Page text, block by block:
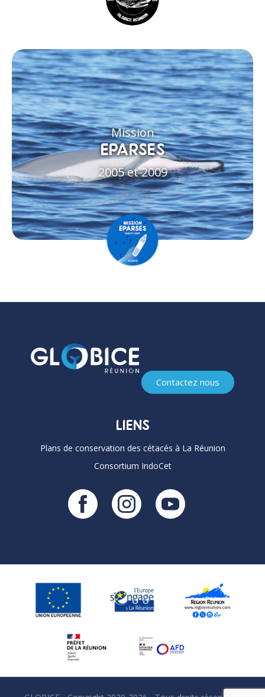
Mission
EPARSES
2005 et 2009
Contactez nous
LIENS
Plans de conservation des cétacés à La Réunion
Consortium IndoCet